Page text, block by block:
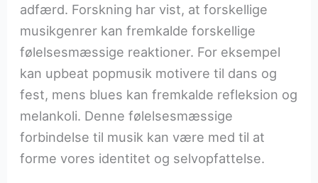
adfærd. Forskning har vist, at forskellige
musikgenrer kan fremkalde forskellige
følelsesmæssige reaktioner. For eksempel
kan upbeat popmusik motivere til dans og
fest, mens blues kan fremkalde refleksion og
melankoli. Denne følelsesmæssige
forbindelse til musik kan være med til at
forme vores identitet og selvopfattelse.